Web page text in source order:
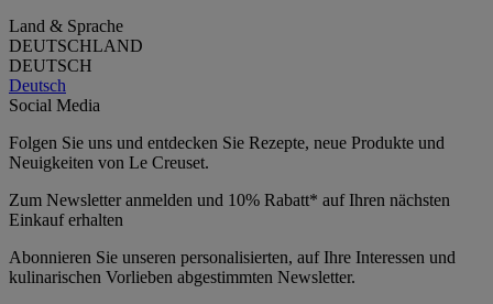
Land & Sprache
DEUTSCHLAND
DEUTSCH
Deutsch
Social Media
Folgen Sie uns und entdecken Sie Rezepte, neue Produkte und
Neuigkeiten von Le Creuset.
Zum Newsletter anmelden und 10% Rabatt* auf Ihren nächsten
Einkauf erhalten
Abonnieren Sie unseren personalisierten, auf Ihre Interessen und
kulinarischen Vorlieben abgestimmten Newsletter.